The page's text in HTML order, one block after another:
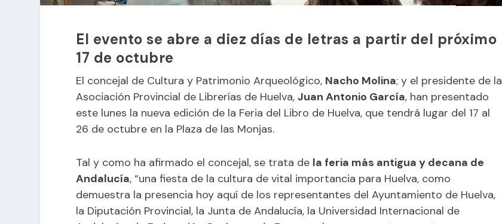
El evento se abre a diez días de letras a partir del próximo
17 de octubre
El concejal de Cultura y Patrimonio Arqueológico, Nacho Molina; y el presidente de la
Asociación Provincial de Librerías de Huelva,Juan Antonio García, han presentado
este lunes la nueva edición de la Feria del Libro de Huelva, que tendrá lugar del 17 al
26 de octubre en la Plaza de las Monjas.
Tal y como ha afirmado el concejal, se trata de la feria más antigua y decana de
Andalucía, “una fiesta de la cultura de vital importancia para Huelva, como
demuestra la presencia hoy aquí de los representantes del Ayuntamiento de Huelva,
la Diputación Provincial, la Junta de Andalucía, la Universidad Internacional de